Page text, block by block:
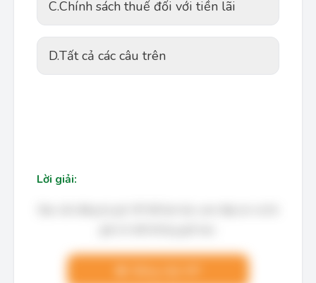
C.Chính sách thuế đối với tiền lãi
D.Tất cả các câu trên
Lời giải: